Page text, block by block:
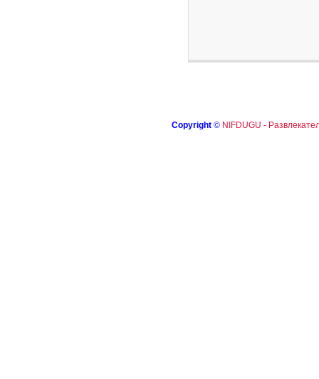
Copyright © NIFDUGU -